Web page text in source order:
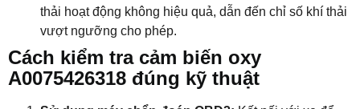
thải hoạt động không hiệu quả, dẫn đến chỉ số khí thải
vượt ngưỡng cho phép.
Cách kiểm tra cảm biến oxy
A0075426318 đúng kỹ thuật